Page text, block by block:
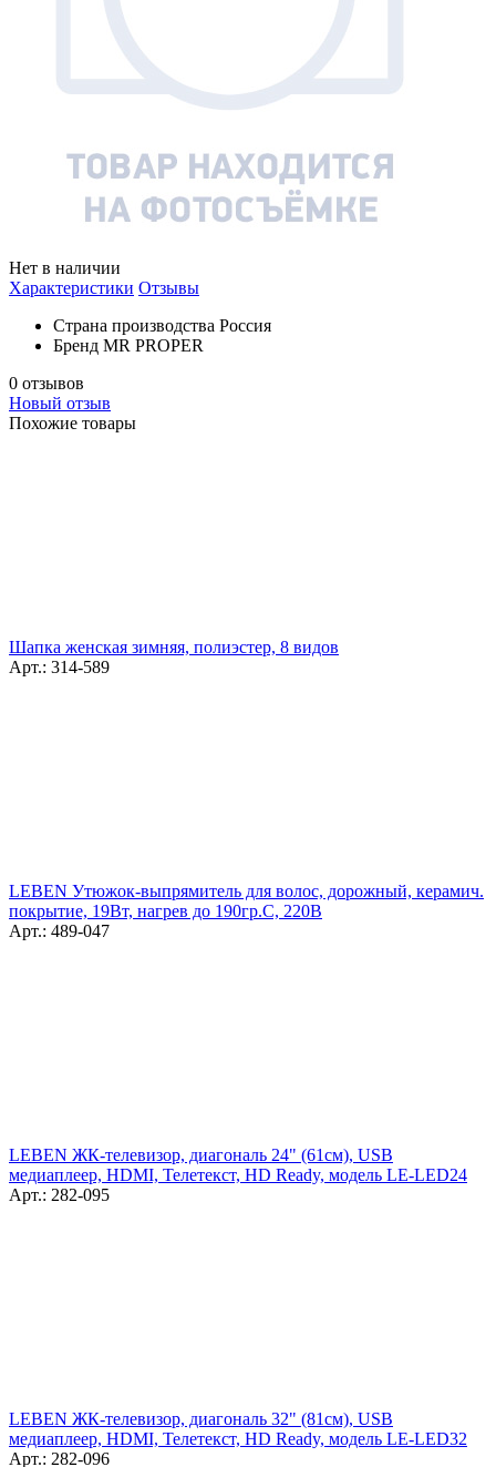
Нет в наличии
Характеристики Отзывы
Страна производства Россия
Бренд MR PROPER
0 отзывов
Новый отзыв
Похожие товары
Шапка женская зимняя, полиэстер, 8 видов
Арт.: 314-589
LEBEN Утюжок-выпрямитель для волос, дорожный, керамич.
покрытие, 19Вт, нагрев до 190гр.С, 220В
Арт.: 489-047
LEBEN ЖК-телевизор, диагональ 24" (61см), USB
медиаплеер, HDMI, Телетекст, HD Ready, модель LE-LED24
Арт.: 282-095
LEBEN ЖК-телевизор, диагональ 32" (81см), USB
медиаплеер, HDMI, Телетекст, HD Ready, модель LE-LED32
Арт.: 282-096